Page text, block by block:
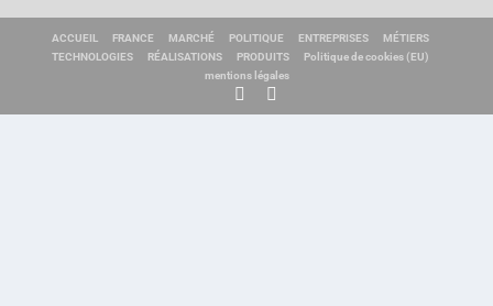
ACCUEIL FRANCE MARCHÉ POLITIQUE ENTREPRISES
MÉTIERS
TECHNOLOGIES
RÉALISATIONS PRODUITS
Politique de cookies (EU)
mentions légales